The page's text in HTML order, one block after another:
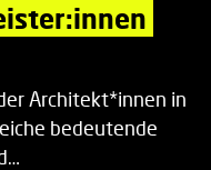
Architekt*innen in
bedeutende